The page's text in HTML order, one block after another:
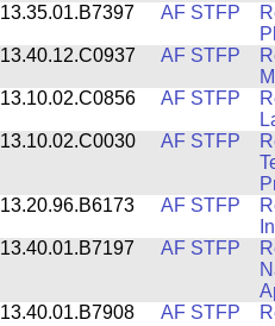
13.35.01.B7397
AF STFP
13.40.12.C0937
AF STFP
13.10.02.C0856
AF STFP
13.10.02.C0030
AF STFP
13.20.96.B6173
AF STFP
13.40.01.B7197
AF STFP
13.40.01.B7908
AF STFP